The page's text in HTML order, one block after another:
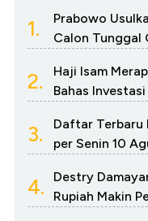
1.
Prabowo
Calon Tunggal
2.
Haji Isam
Bahas
3.
Daftar Terbaru
per Senin 10
4.
Destry
Rupiah Makin